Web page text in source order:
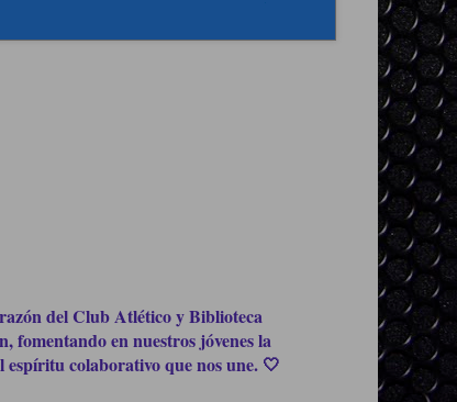
del Club Atlético y Biblioteca
fomentando en nuestros jóvenes la
colaborativo que nos une. 🤍